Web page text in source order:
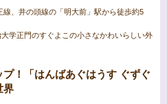
線、井の頭線の「明大前」駅から徒歩約5
学正門のすぐよこの小さなかわいらしい外
！「はんばあぐはうす ぐずぐ
界